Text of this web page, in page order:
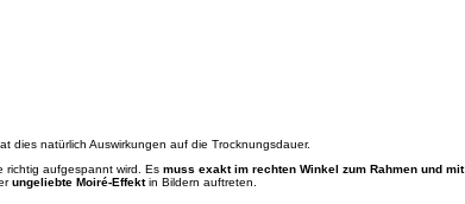
dies natürlich Auswirkungen auf die Trocknungsdauer.
richtig aufgespannt wird. Es muss exakt im rechten Winkel zum Rahmen und mit
ungeliebte Moiré-Effektin Bildern auftreten.